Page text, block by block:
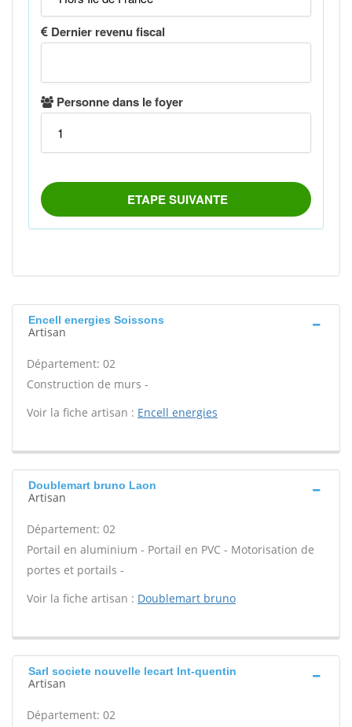
Encell energies Soissons
Artisan
Département: 02
Construction de murs -
Voir la fiche artisan : Encell energies
Doublemart bruno Laon
Artisan
Département: 02
Portail en aluminium - Portail en PVC - Motorisation de
portes et portails -
Voir la fiche artisan : Doublemart bruno
Sarl societe nouvelle lecart Int-quentin
Artisan
Département: 02